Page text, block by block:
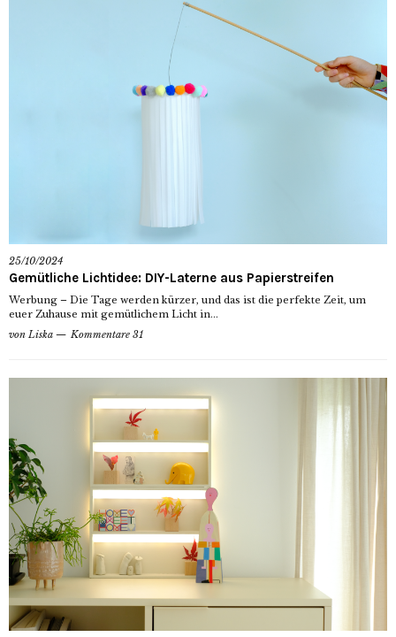
25/10/2024
Gemütliche Lichtidee: DIY-Laterne aus Papierstreifen
Werbung – Die Tage werden kürzer, und das ist die perfekte Zeit, um
euer Zuhause mit gemütlichem Licht in...
von Liska Kommentare 31